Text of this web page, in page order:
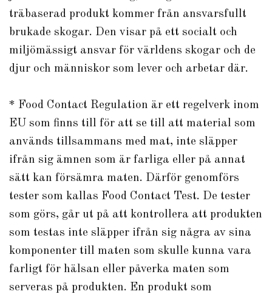
träbaserad produkt kommer från ansvarsfullt
brukade skogar. Den visar på ett socialt och
miljömässigt ansvar för världens skogar och de
djur och människor som lever och arbetar där.
* Food Contact Regulation är ett regelverk inom
EU som finns till för att se till att material som
används tillsammans med mat, inte släpper
ifrån sig ämnen som är farliga eller på annat
sätt kan försämra maten. Därför genomförs
tester som kallas Food Contact Test. De tester
som görs, går ut på att kontrollera att produkten
som testas inte släpper ifrån sig några av sina
komponenter till maten som skulle kunna vara
farligt för hälsan eller påverka maten som
serveras på produkten. En produkt som